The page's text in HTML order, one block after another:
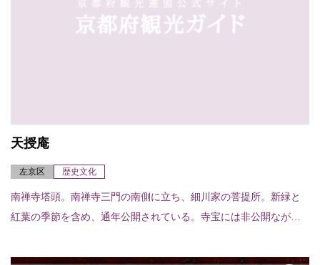
天授庵
左京区 歴史文化
南禅寺塔頭。南禅寺三門の南側に立ち、細川家の菩提所。新緑と
紅葉の季節を含め、通年公開されている。寺宝には非公開ながら
面がある。また池泉...